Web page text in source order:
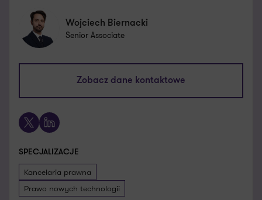
Wojciech Biernacki
Senior Associate
Zobacz dane kontaktowe
X LinkedIn
SPECJALIZACJE
Kancelaria prawna
Prawo nowych technologii